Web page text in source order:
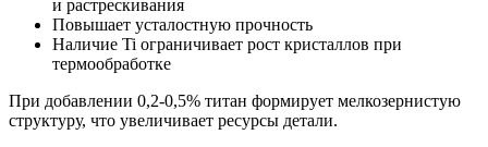
и растрескивания
Повышает усталостную прочность
Наличие Ti ограничивает рост кристаллов при
термообработке
При добавлении 0,2-0,5% титан формирует мелкозернистую
структуру, что увеличивает ресурсы детали.